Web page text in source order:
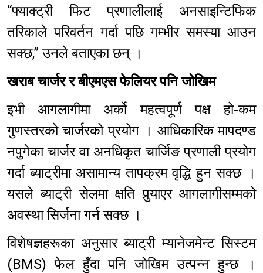
“फ्याक्ट्री फिट प्रणालीलाई अनसाइन्टिफिक
तरिकाले परिवर्तन गर्दा पछि गम्भीर समस्या आउन
सक्छ,” उनले बताएका छन् ।
खराब चार्जर र बीएमएस फेलियर पनि जोखिम
इभी आगलागीमा अर्को महत्वपूर्ण पक्ष हो-कम
गुणस्तरको चार्जरको प्रयोग । आधिकारिक मापदण्ड
नपुगेका चार्जर वा अनधिकृत चार्जिङ प्रणाली प्रयोग
गर्दा ब्याट्रीमा असामान्य तापक्रम वृद्धि हुन सक्छ ।
यसले ब्याट्री सेलमा क्षति पुर्‍याएर आगलागीसम्मको
अवस्था सिर्जना गर्न सक्छ ।
विशेषज्ञहरूका अनुसार ब्याट्री म्यानेजमेन्ट सिस्टम
(BMS) फेल हुँदा पनि जोखिम उत्पन्न हुन्छ ।